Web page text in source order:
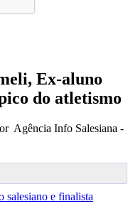
Ex-aluno
do atletismo
Agência Info Salesiana -